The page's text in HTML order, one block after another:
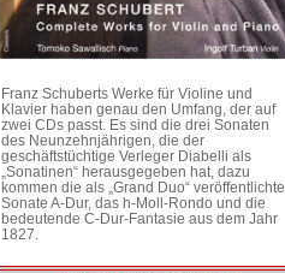
Franz Schuberts Werke für Violine und
Klavier haben genau den Umfang, der auf
zwei CDs passt. Es sind die drei Sonaten
des Neunzehnjährigen, die der
geschäftstüchtige Verleger Diabelli als
„Sonatinen“ herausgegeben hat, dazu
kommen die als „Grand Duo“ veröffentlichte
Sonate A-Dur, das h-Moll-Rondo und die
bedeutende C-Dur-Fantasie aus dem Jahr
1827.